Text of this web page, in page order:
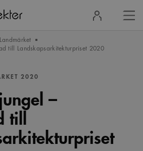
in
Landmärket
till Landskapsarkitekturpriset 2020
2020
–
till